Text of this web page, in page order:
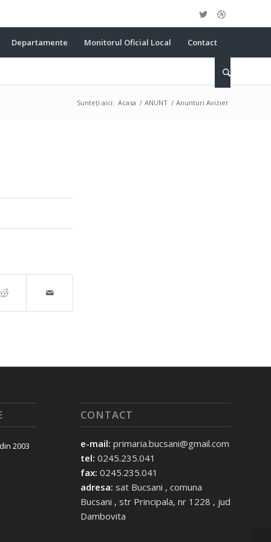
Departamente Monitorul Oficial Local Contact
Sunteți aici: Acasa / ANUNT / Anunturi Avizier
2003
CONTACT
e-mail: primaria.bucsani@gmail.com
tel: 0245.235.041
fax: 0245.235.041
adresa: sat Bucsani , comuna
Bucsani , str Principala, nr 1228 , jud
Dambovita